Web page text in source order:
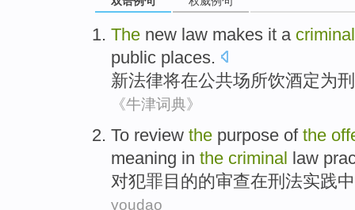
The new law makes it a criminal
public places.
新法律将在公共场所饮酒定为
《牛津词典》
To review the purpose of the
meaning in the criminal law
对犯罪目的的审查在刑法实践中
youdao